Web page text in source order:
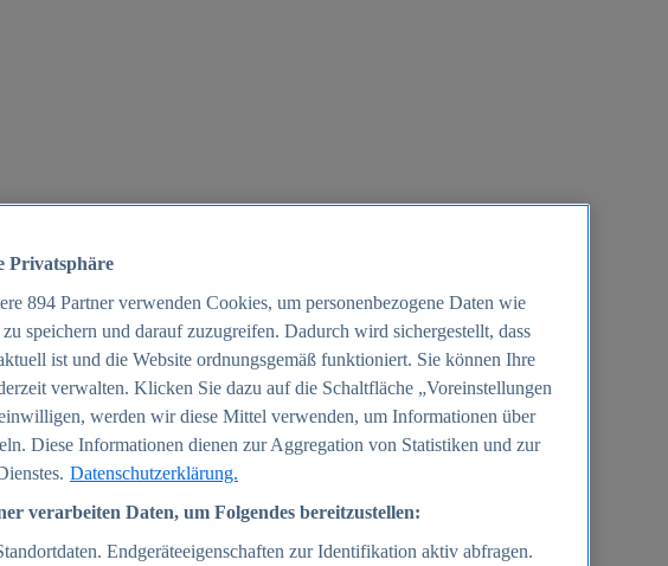
Privatsphäre
894 Partner verwenden Cookies, um personenbezogene Daten wie
speichern und darauf zuzugreifen. Dadurch wird sichergestellt, dass
ist und die Website ordnungsgemäß funktioniert. Sie können Ihre
verwalten. Klicken Sie dazu auf die Schaltfläche „Voreinstellungen
werden wir diese Mittel verwenden, um Informationen über
Diese Informationen dienen zur Aggregation von Statistiken und zur
Datenschutzerklärung.
verarbeiten Daten, um Folgendes bereitzustellen:
Endgeräteeigenschaften zur Identifikation aktiv abfragen.